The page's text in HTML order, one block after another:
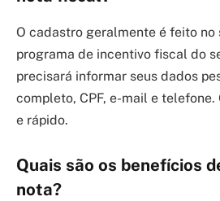
O cadastro geralmente é feito
programa de incentivo fiscal do
precisará informar seus dados
completo, CPF, e-mail e telefone.
e rápido.
Quais são os benefícios
nota?